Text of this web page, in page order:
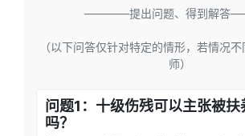
————提出问题、得到解
（以下问答仅针对特定的情形，若情况
师）
问题1：十级伤残可以主张被扶
吗？